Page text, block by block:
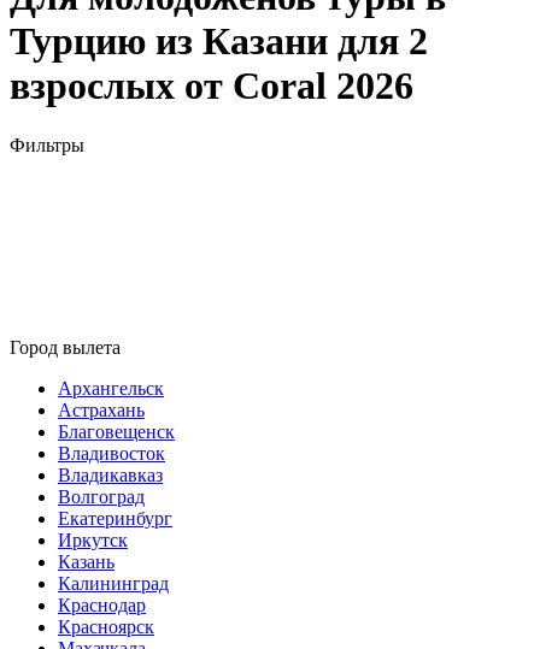
Турцию из Казани для 2
взрослых от Coral 2026
Фильтры
Город вылета
Архангельск
Астрахань
Благовещенск
Владивосток
Владикавказ
Волгоград
Екатеринбург
Иркутск
Казань
Калининград
Краснодар
Красноярск